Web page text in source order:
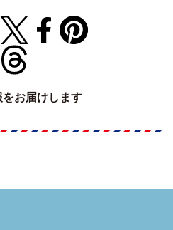
お届けします